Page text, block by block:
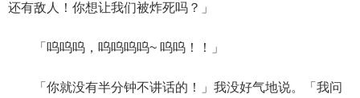
还有敌人！你想让我们被炸死吗？」
「呜呜呜，呜呜呜呜~ 呜呜！！」
「你就没有半分钟不讲话的！」我没好气地说。「我问